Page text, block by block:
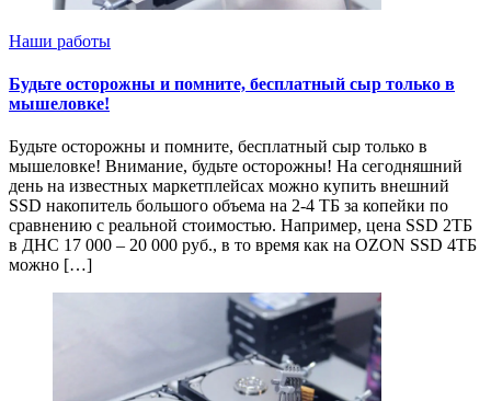
Наши работы
Будьте осторожны и помните, бесплатный сыр только в
мышеловке!
Будьте осторожны и помните, бесплатный сыр только в
мышеловке! Внимание, будьте осторожны! На сегодняшний
день на известных маркетплейсах можно купить внешний
SSD накопитель большого объема на 2-4 ТБ за копейки по
сравнению с реальной стоимостью. Например, цена SSD 2ТБ
в ДНС 17 000 – 20 000 руб., в то время как на OZON SSD 4ТБ
можно […]